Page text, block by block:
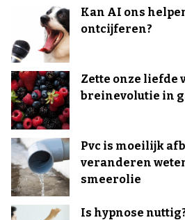
Kan AI ons
ontcijferen?
Zette onze liefde
breinevolutie in
Pvc is moeilijk
veranderen
smeerolie
Is hypnose